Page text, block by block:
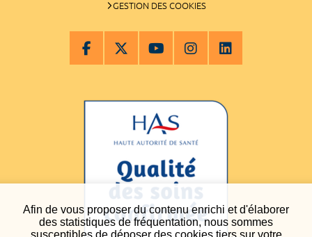
Afin de vous proposer du contenu enrichi et d'élaborer
des statistiques de fréquentation, nous sommes
susceptibles de déposer des cookies tiers sur votre
GESTION DES COOKIES